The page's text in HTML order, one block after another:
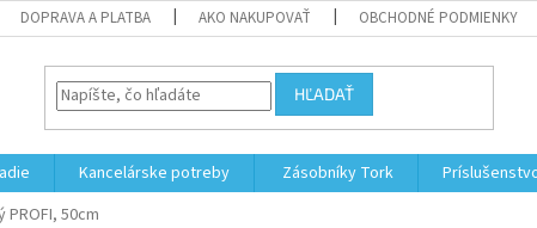
DOPRAVA A PLATBA AKO NAKUPOVAŤ OBCHODNÉ PODMIENKY
HĽADAŤ
Kancelárske potreby Zásobníky Tork
50cm